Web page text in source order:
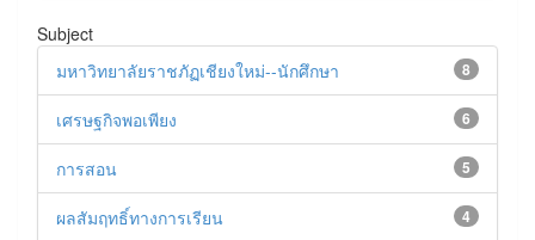
Subject
8
มหาวิทยาลัยราชภัฏเชียงใหม่--นักศึกษา
6
เศรษฐกิจพอเพียง
5
การสอน
4
ผลสัมฤทธิ์ทางการเรียน